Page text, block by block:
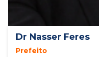
Dr Nasser Feres
Prefeito